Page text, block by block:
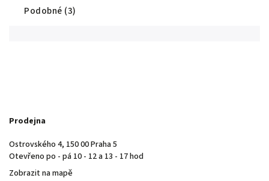
Podobné (3)
Prodejna
Ostrovského 4, 150 00 Praha 5
Otevřeno po - pá 10 - 12 a 13 - 17 hod
Zobrazit na mapě